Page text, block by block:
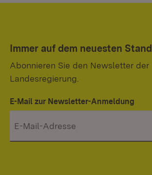
Immer auf dem neuesten Stand
Abonnieren Sie den Newsletter der
Landesregierung.
E-Mail zur Newsletter-Anmeldung